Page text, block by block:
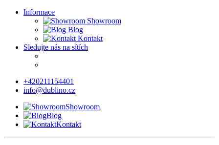
Informace
Showroom
Blog
Kontakt
Sledujte nás na sítích
+420211154401
info@dublino.cz
Showroom
Blog
Kontakt